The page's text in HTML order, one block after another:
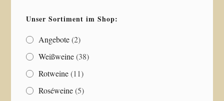
Unser Sortiment im Shop:
Angebote (2)
Weißweine (38)
Rotweine (11)
Roséweine (5)